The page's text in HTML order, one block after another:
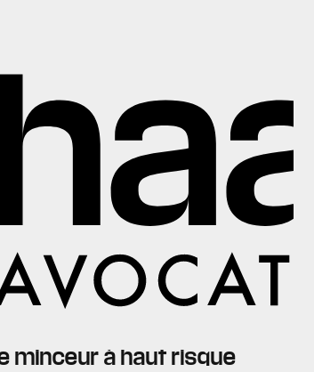
minceur à haut risque